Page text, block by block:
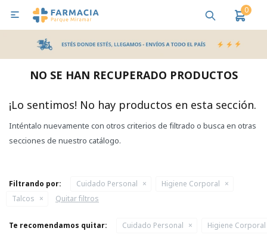
0

NO SE HAN RECUPERADO PRODUCTOS
¡Lo sentimos! No hay productos en esta sección.
Inténtalo nuevamente con otros criterios de filtrado o busca en otras
secciones de nuestro catálogo.
Filtrando por: Cuidado Personal
Higiene Corporal
Talcos
Quitar filtros
Te recomendamos quitar: Cuidado Personal Higiene Corporal
MI CUENTA
Bebes y Maternidad Salud
Pañales y Toallitas
Lactancia y Nutrición
Higiene y Bienestar